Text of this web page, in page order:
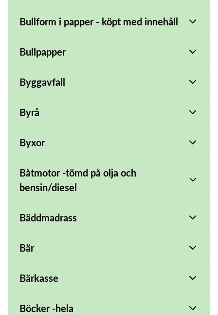
Bullform i papper - köpt med innehåll
Bullpapper
Byggavfall
Byrå
Byxor
Båtmotor -tömd på olja och
bensin/diesel
Bäddmadrass
Bär
Bärkasse
Böcker -hela